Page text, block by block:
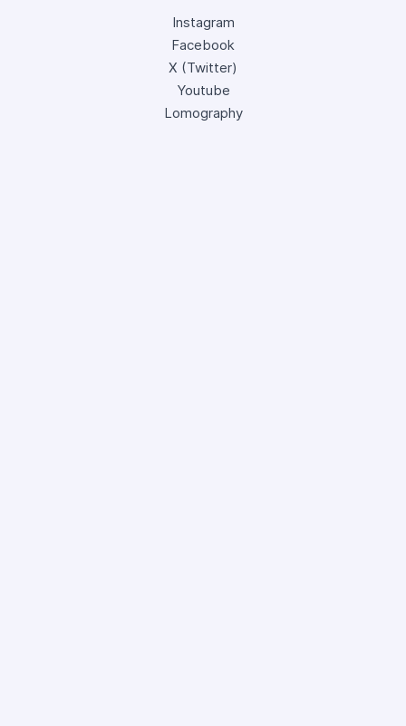
Instagram
Facebook
X (Twitter)
Youtube
Lomography